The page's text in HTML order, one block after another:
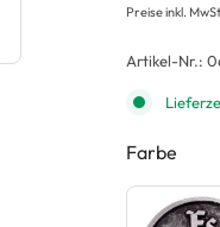
Preise inkl.
Artikel-Nr.:
Farbe